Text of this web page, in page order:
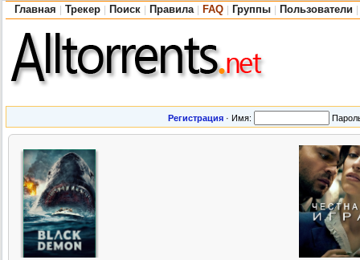
Главная Трекер Поиск Правила FAQ Группы Пользователи
Регистрация · Имя: